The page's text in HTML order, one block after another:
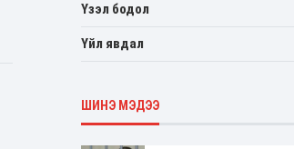
Үзэл бодол
Үйл явдал
ШИНЭ МЭДЭЭ